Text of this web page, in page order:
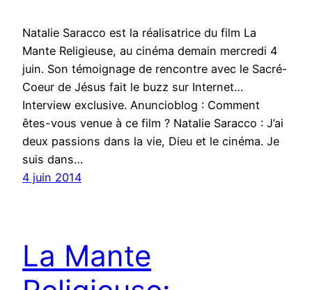
Natalie Saracco est la réalisatrice du film La
Mante Religieuse, au cinéma demain mercredi 4
juin. Son témoignage de rencontre avec le Sacré-
Coeur de Jésus fait le buzz sur Internet…
Interview exclusive. Anuncioblog : Comment
êtes-vous venue à ce film ? Natalie Saracco : J’ai
deux passions dans la vie, Dieu et le cinéma. Je
suis dans…
4 juin 2014
La Mante